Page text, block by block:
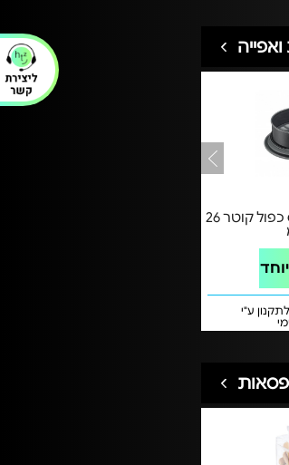
תבנית אפיה בסיס כפול קוטר 26
ע"י